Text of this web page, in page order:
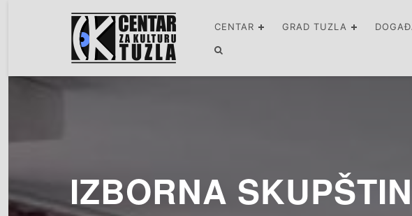
CENTAR GRAD TUZLA
IZBORNA